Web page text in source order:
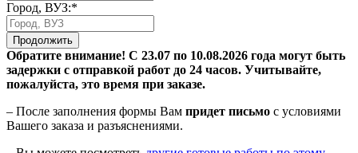
Город, ВУЗ:*
Продолжить
Обратите внимание! С 23.07 по 10.08.2026 года могут быть
задержки с отправкой работ до 24 часов. Учитывайте,
пожалуйста, это время при заказе.
– После заполнения формы Вам придет письмо с условиями
Вашего заказа и разъяснениями.